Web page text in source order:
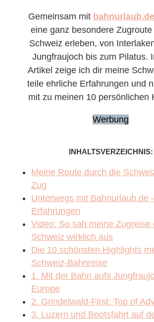
Gemeinsam mit bahnurlaub.de
eine ganz besondere
Schweiz erleben, von
Jungfraujoch bis zum Pilatus.
Artikel zeige ich dir meine
teile ehrliche Erfahrungen und
mit zu meinen 10 persönlichen
Werbung
INHALTSVERZEICHNIS:
Meine Route durch die
Zug
Unterwegs mit Bahnurlaub.de
Erfahrungen
Video: So sah meine Zugreise
Schweiz wirklich aus
Die 10 schönsten Highlights
Schweiz-Bahnreise
1. Mit der Bahn aufs
Europe
2. Grindelwald-First: Top of
3. Luzern und Bootsfahrt auf